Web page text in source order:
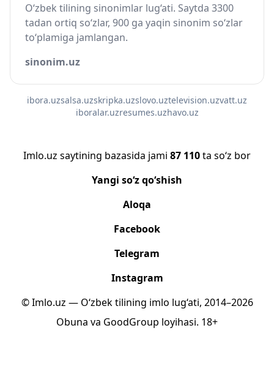
O‘zbek tilining sinonimlar lug‘ati. Saytda 3300
tadan ortiq so‘zlar, 900 ga yaqin sinonim so‘zlar
to‘plamiga jamlangan.
sinonim.uz
ibora.uzsalsa.uzskripka.uzslovo.uztelevision.uzvatt.uz
iboralar.uzresumes.uzhavo.uz
Imlo.uz saytining bazasida jami 87 110ta so‘z bor
Yangi so‘z qo‘shish
Aloqa
Facebook
Telegram
Instagram
© Imlo.uz — O‘zbek tilining imlo lug‘ati, 2014–2026
Obuna va GoodGroup loyihasi. 18+